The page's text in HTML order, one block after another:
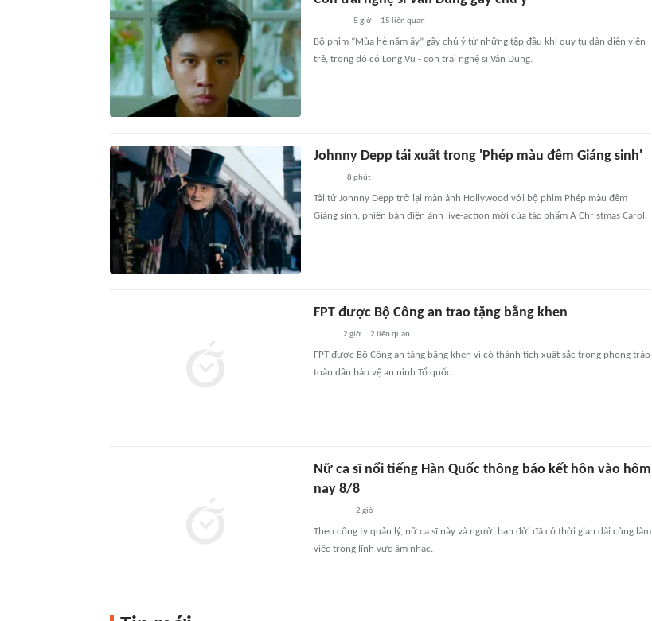
5 giờ 15 liên quan
Bộ phim “Mùa hè năm ấy” gây chú ý từ những tập đầu khi quy tụ dàn diễn viên
trẻ, trong đó có Long Vũ - con trai nghệ sĩ Vân Dung.
Johnny Depp tái xuất trong 'Phép màu đêm Giáng sinh'
8 phút
Tài tử Johnny Depp trở lại màn ảnh Hollywood với bộ phim Phép màu đêm
Giáng sinh, phiên bản điện ảnh live-action mới của tác phẩm A Christmas Carol.
FPT được Bộ Công an trao tặng bằng khen
2 giờ 2 liên quan
FPT được Bộ Công an tặng bằng khen vì có thành tích xuất sắc trong phong trào
toàn dân bảo vệ an ninh Tổ quốc.
Nữ ca sĩ nổi tiếng Hàn Quốc thông báo kết hôn vào hôm
nay 8/8
2 giờ
Theo công ty quản lý, nữ ca sĩ này và người bạn đời đã có thời gian dài cùng làm
việc trong lĩnh vực âm nhạc.